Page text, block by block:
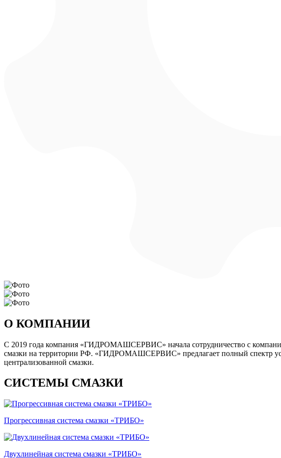
О КОМПАНИИ
С 2019 года компания «ГИДРОМАШСЕРВИС» начала сотрудничество с
смазки на территории РФ. «ГИДРОМАШСЕРВИС» предлагает полный спектр
централизованной смазки.
СИСТЕМЫ СМАЗКИ
Прогрессивная система смазки «ТРИБО»
Двухлинейная система смазки «ТРИБО»